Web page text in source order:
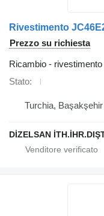
Prezzo su richiesta
Ricambio - rivestimento
Stato
Turchia,
DİZELSAN